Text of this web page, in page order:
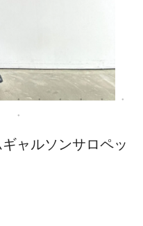
ャルソンサロペッ